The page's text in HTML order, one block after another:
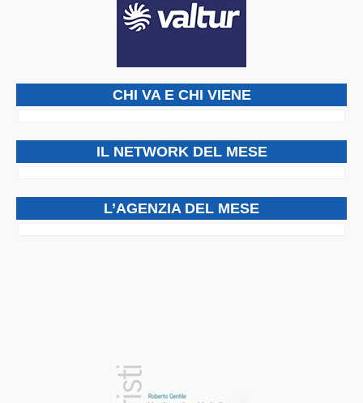
CHI VA E CHI VIENE
IL NETWORK DEL MESE
L’AGENZIA DEL MESE